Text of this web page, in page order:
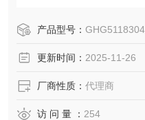
IECEx:IECEX BVS
EATON Crouse-Hinds全国
产品型号：
更新时间： 2025-11-26
厂商性质： 代理商
访 问 量 ： 254